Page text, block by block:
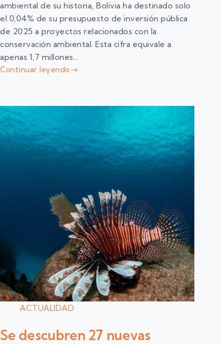
ambiental de su historia, Bolivia ha destinado solo
el 0,04% de su presupuesto de inversión pública
de 2025 a proyectos relacionados con la
conservación ambiental. Esta cifra equivale a
apenas 1,7 millones…
Continuar leyendo
ACTUALIDAD
Se descubren 27 nuevas